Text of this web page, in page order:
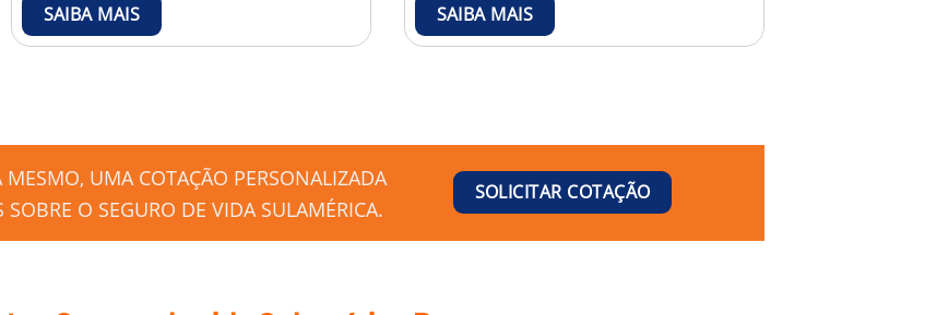
SAIBA MAIS SAIBA MAIS
UMA COTAÇÃO PERSONALIZADA
O SEGURO DE VIDA SULAMÉRICA.
SOLICITAR COTAÇÃO